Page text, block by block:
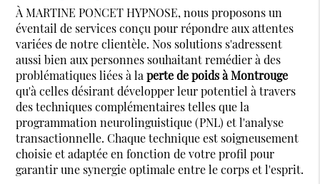
À MARTINE PONCET HYPNOSE, nous proposons un
éventail de services conçu pour répondre aux attentes
variées de notre clientèle. Nos solutions s'adressent
aussi bien aux personnes souhaitant remédier à des
problématiques liées à laperte de poids à Montrouge
qu'à celles désirant développer leur potentiel à travers
des techniques complémentaires telles que la
programmation neurolinguistique (PNL) et l'analyse
transactionnelle. Chaque technique est soigneusement
choisie et adaptée en fonction de votre profil pour
garantir une synergie optimale entre le corps et l'esprit.